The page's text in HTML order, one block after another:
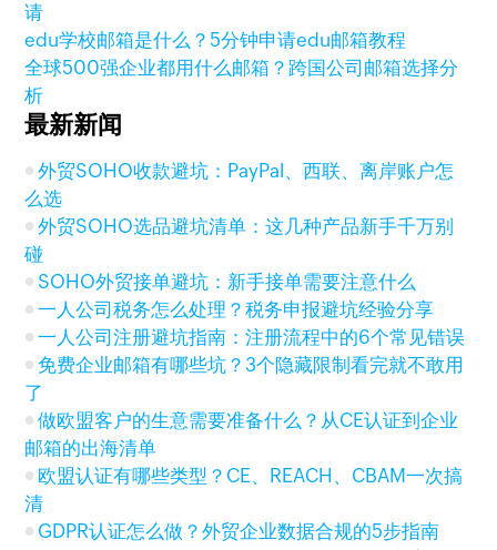
请
edu学校邮箱是什么？5分钟申请edu邮箱教程
全球500强企业都用什么邮箱？跨国公司邮箱选择分
析
最新新闻
外贸SOHO收款避坑：PayPal、西联、离岸账户怎
么选
外贸SOHO选品避坑清单：这几种产品新手千万别
碰
SOHO外贸接单避坑：新手接单需要注意什么
一人公司税务怎么处理？税务申报避坑经验分享
一人公司注册避坑指南：注册流程中的6个常见错误
免费企业邮箱有哪些坑？3个隐藏限制看完就不敢用
了
做欧盟客户的生意需要准备什么？从CE认证到企业
邮箱的出海清单
欧盟认证有哪些类型？CE、REACH、CBAM一次搞
清
GDPR认证怎么做？外贸企业数据合规的5步指南